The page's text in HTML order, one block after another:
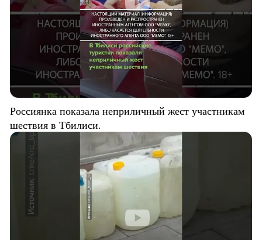
Россиянка показала неприличный жест участникам
шествия в Тбилиси.